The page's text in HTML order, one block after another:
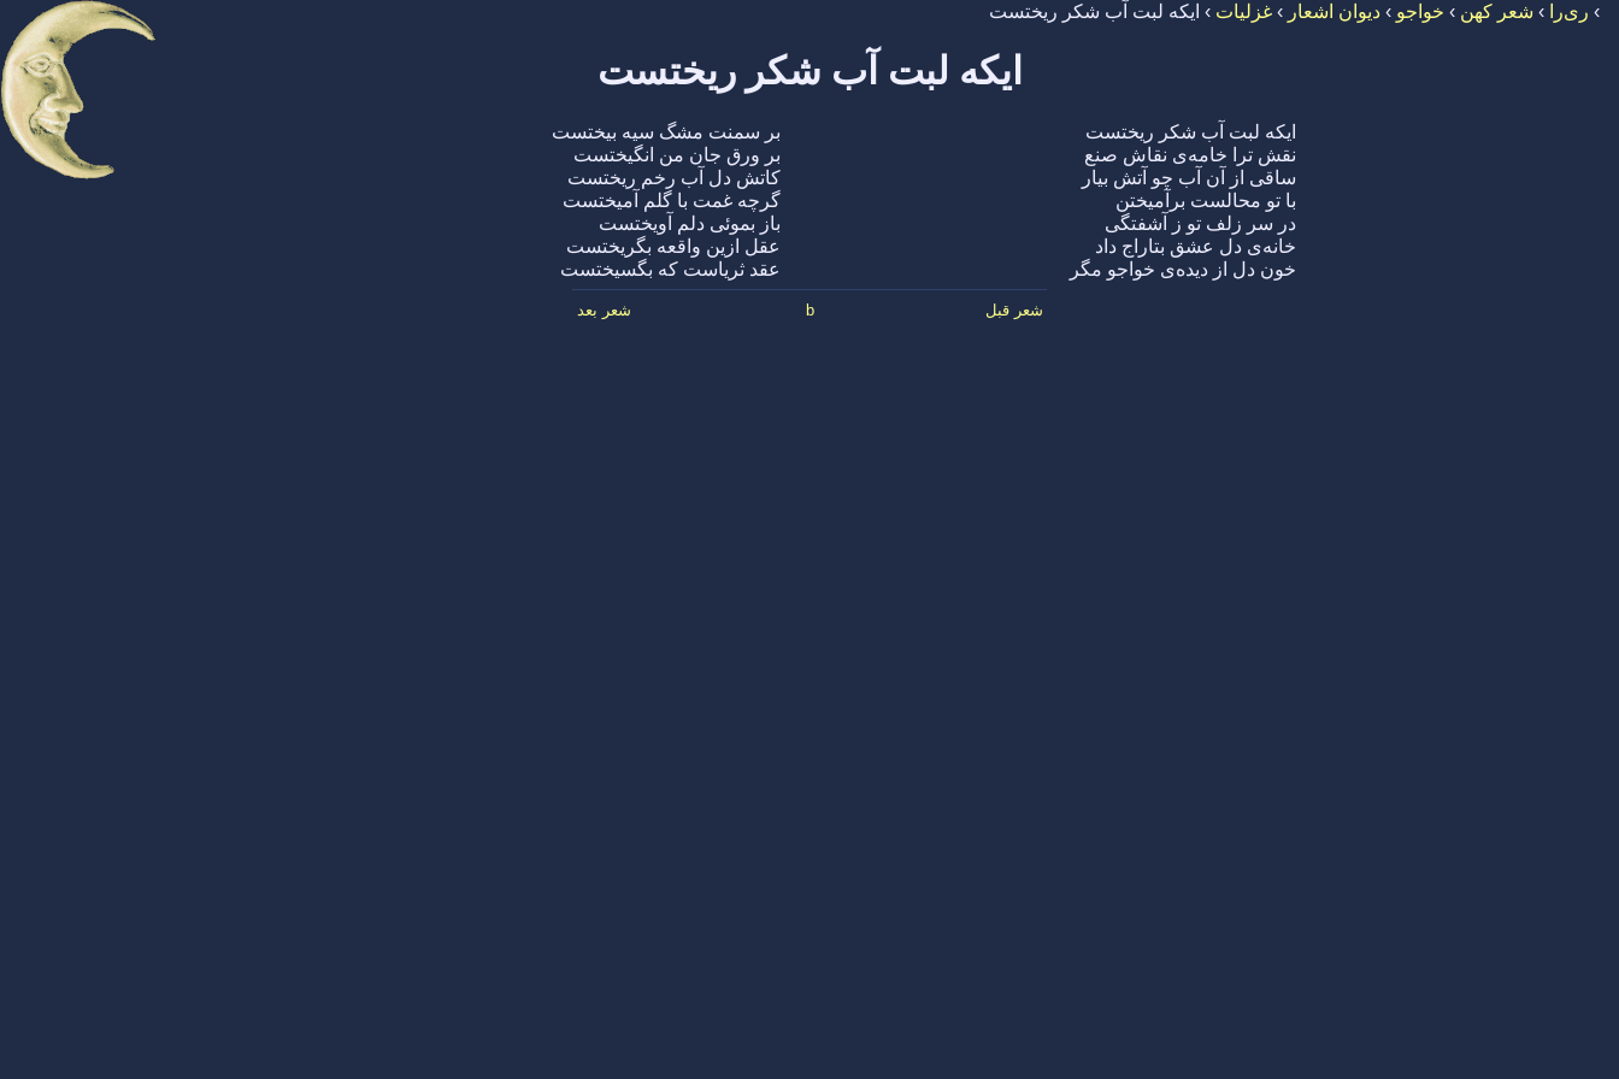
› ری‌را › شعر کهن › خواجو › دیوان اشعار › غزلیات › ایکه لبت آب شکر ریختست
ایکه لبت آب شکر ریختست
ایکه لبت آب شکر ریختست
بر سمنت مشگ سیه بیختست
نقش ترا خامه‌ی نقاش صنع
بر ورق جان من انگیختست
ساقی از آن آب چو آتش بیار
کاتش دل آب رخم ریختست
با تو محالست برآمیختن
گرچه غمت با گلم آمیختست
در سر زلف تو ز آشفتگی
باز بموئی دلم آویختست
خانه‌ی دل عشق بتاراج داد
عقل ازین واقعه بگریختست
خون دل از دیده‌ی خواجو مگر
عقد ثریاست که بگسیختست
شعر قبل b شعر بعد